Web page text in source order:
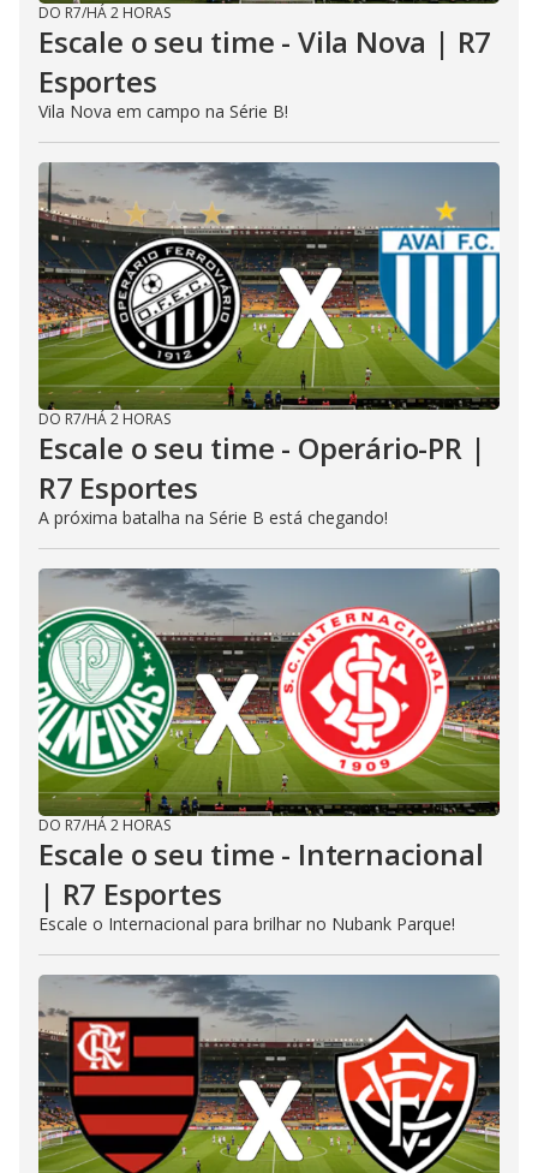
DO R7/HÁ 2 HORAS
Escale o seu time - Vila Nova | R7
Esportes
Vila Nova em campo na Série B!
DO R7/HÁ 2 HORAS
Escale o seu time - Operário-PR |
R7 Esportes
A próxima batalha na Série B está chegando!
DO R7/HÁ 2 HORAS
Escale o seu time - Internacional
| R7 Esportes
Escale o Internacional para brilhar no Nubank Parque!